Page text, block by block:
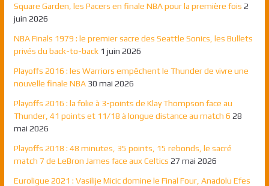
Square Garden, les Pacers en finale NBA pour la première fois 2
juin 2026
NBA Finals 1979 : le premier sacre des Seattle Sonics, les Bullets
privés du back-to-back 1 juin 2026
Playoffs 2016 : les Warriors empêchent le Thunder de vivre une
nouvelle finale NBA 30 mai 2026
Playoffs 2016 : la folie à 3-points de Klay Thompson face au
Thunder, 41 points et 11/18 à longue distance au match 6 28
mai 2026
Playoffs 2018 : 48 minutes, 35 points, 15 rebonds, le sacré
match 7 de LeBron James face aux Celtics 27 mai 2026
Euroligue 2021 : Vasilije Micic domine le Final Four, Anadolu Efes